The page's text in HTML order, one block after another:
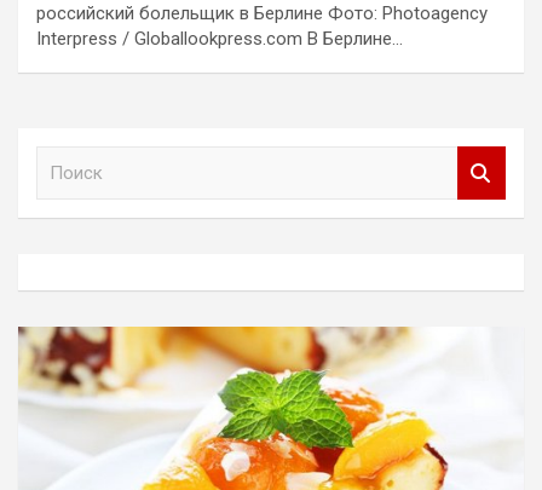
российский болельщик в Берлине Фото: Photoagency
Interpress / Globallookpress.com В Берлине…